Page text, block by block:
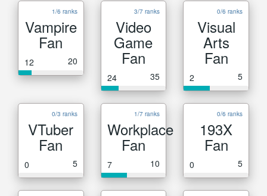
1/6 ranks
Vampire
Fan
12 20
3/7 ranks
Video
Game
Fan
24 35
0/6 ranks
Visual
Arts
Fan
2 5
0/3 ranks
VTuber
Fan
0 5
1/7 ranks
Workplace
Fan
7 10
0/6 ranks
193X
Fan
0 5